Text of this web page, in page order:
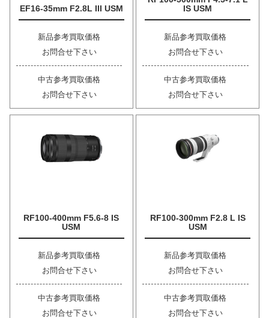
EF16-35mm F2.8L III USM
新品参考買取価格
お問合せ下さい
中古参考買取価格
お問合せ下さい
IS USM
新品参考買取価格
お問合せ下さい
中古参考買取価格
お問合せ下さい
RF100-400mm F5.6-8 IS
USM
新品参考買取価格
お問合せ下さい
中古参考買取価格
お問合せ下さい
RF100-300mm F2.8 L IS
USM
新品参考買取価格
お問合せ下さい
中古参考買取価格
お問合せ下さい